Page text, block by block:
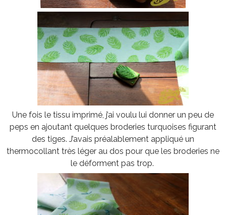
Une fois le tissu imprimé, j’ai voulu lui donner un peu de
peps en ajoutant quelques broderies turquoises figurant
des tiges. J’avais préalablement appliqué un
thermocollant très léger au dos pour que les broderies ne
le déforment pas trop.